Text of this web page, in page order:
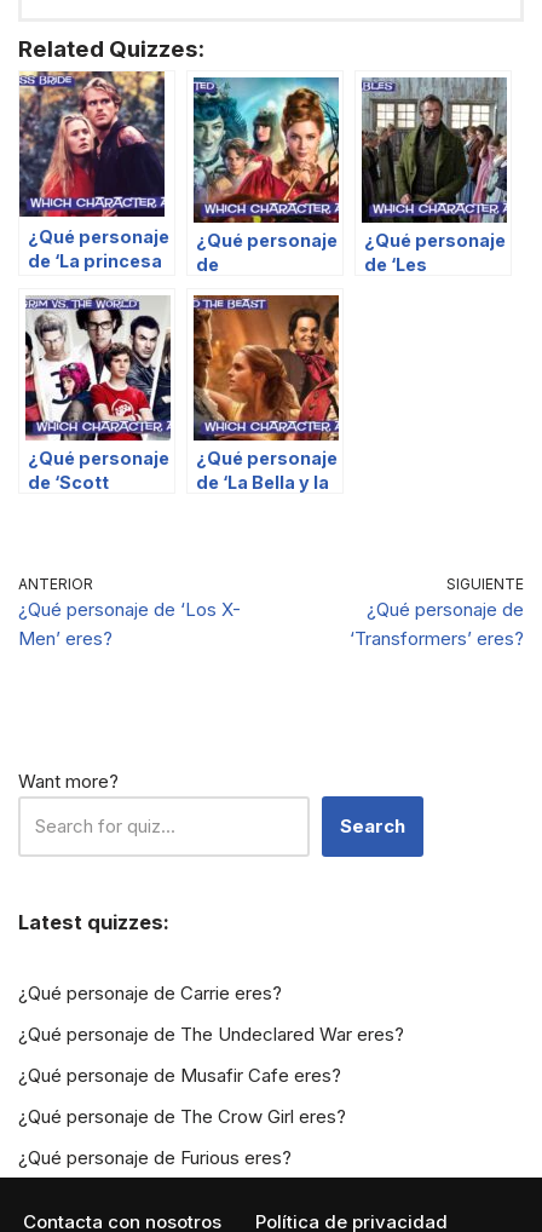
Related Quizzes:
¿Qué personaje
de ‘La princesa
eres?
¿Qué personaje
de
eres?
¿Qué personaje
de ‘Les
¿Qué personaje
de ‘Scott
¿Qué personaje
de ‘La Bella y la
ANTERIOR
¿Qué personaje de ‘Los X-
Men’ eres?
SIGUIENTE
¿Qué personaje de
‘Transformers’ eres?
Want more?
Search
Latest quizzes:
¿Qué personaje de Carrie eres?
¿Qué personaje de The Undeclared War eres?
¿Qué personaje de Musafir Cafe eres?
¿Qué personaje de The Crow Girl eres?
¿Qué personaje de Furious eres?
Contacta con nosotros Política de privacidad